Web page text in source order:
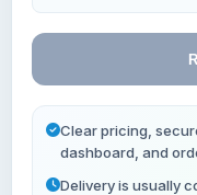
Clear pricing,
dashboard, and
Delivery is usually